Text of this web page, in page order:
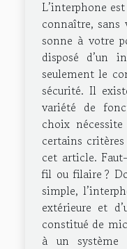
L’interphone
connaître, sans
sonne à votre
disposé d’un
seulement le
sécurité. Il
variété de
choix
certains
cet article.
fil ou filaire ?
simple,
extérieure et
constitué de
à un système